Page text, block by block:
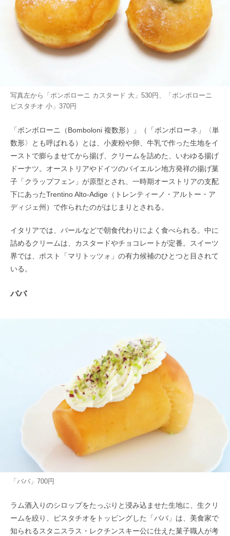
写真左から「ボンボローニ カスタード 大」530円、「ボンボローニ
ピスタチオ 小」370円
「ボンボローニ（Bomboloni 複数形）」（「ボンボローネ」
〈単
数形〉とも呼ばれる）とは、小麦粉や卵、牛乳で作った生地をイ
ーストで膨らませてから揚げ、クリームを詰めた、いわゆる揚げ
ドーナツ。オーストリアやドイツのバイエルン地方発祥の揚げ菓
子「クラップフェン」が原型とされ、一時期オーストリアの支配
下にあったTrentino Alto-Adige（トレンティーノ・アルトー・ア
ディジェ州）で作られたのがはじまりとされる。
イタリアでは、バールなどで朝食代わりによく食べられる。中に
詰めるクリームは、カスタードやチョコレートが定番。スイーツ
界では、ポスト「マリトッツォ」の有力候補のひとつと目されて
いる。
ババ
「ババ」700円
ラム酒入りのシロップをたっぷりと浸み込ませた生地に、生クリ
ームを絞り、ピスタチオをトッピングした「ババ」は、美食家で
知られるスタニスラス・レクチンスキー公に仕えた菓子職人が考